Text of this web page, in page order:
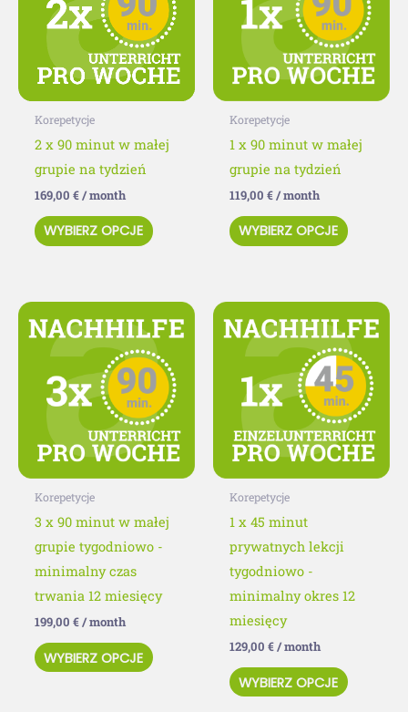
Korepetycje
2 x 90 minut w małej
grupie na tydzień
169,00 €/ month
WYBIERZ OPCJE
wiele
wariantów.
Opcje
można
stronie
Korepetycje
1 x 90 minut w małej
grupie na tydzień
119,00 €/ month
WYBIERZ OPCJE
wiele
Opcje
można
stronie
Korepetycje
3 x 90 minut w małej
grupie tygodniowo -
minimalny czas
trwania 12 miesięcy
199,00 €/ month
WYBIERZ OPCJE
produkt
ma
wiele
wariantów.
Opcje
można
stronie
Korepetycje
1 x 45 minut
prywatnych lekcji
tygodniowo -
minimalny okres 12
miesięcy
129,00 €/ month
WYBIERZ OPCJE
produkt
ma
wiele
Opcje
można